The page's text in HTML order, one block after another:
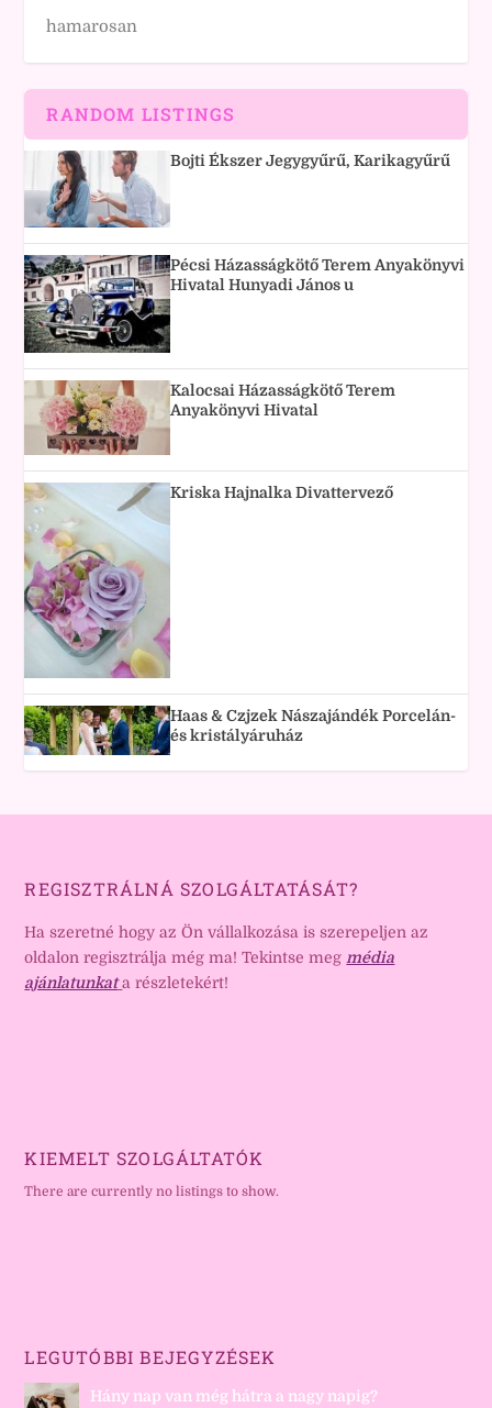
hamarosan
RANDOM LISTINGS
Bojti Ékszer Jegygyűrű, Karikagyűrű
Pécsi Házasságkötő Terem Anyakönyvi
Hivatal Hunyadi János u
Kalocsai Házasságkötő Terem
Anyakönyvi Hivatal
Kriska Hajnalka Divattervező
Haas & Czjzek Nászajándék Porcelán-
és kristályáruház
REGISZTRÁLNÁ SZOLGÁLTATÁSÁT?
Ha szeretné hogy az Ön vállalkozása is szerepeljen az
oldalon regisztrálja még ma! Tekintse meg média
ajánlatunkat a részletekért!
KIEMELT SZOLGÁLTATÓK
There are currently no listings to show.
LEGUTÓBBI BEJEGYZÉSEK
Hány nap van még hátra a nagy napig?